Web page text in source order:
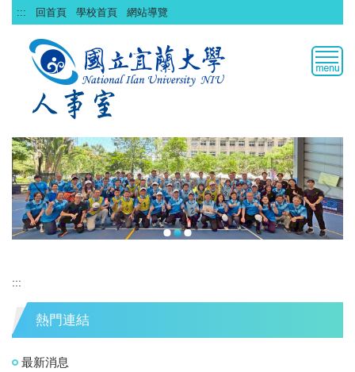
跳
到
::: 回首頁 學校首頁 網站導覽
:::
熱門連結
最新消息